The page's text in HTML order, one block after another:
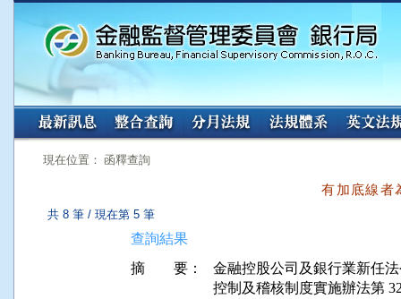
:::
現在位置： 函釋查詢
有加底線者
共 8 筆 / 現在第 5 筆
查詢結果
摘 要：
金融控股公司及銀行業新任
控制及稽核制度實施辦法第